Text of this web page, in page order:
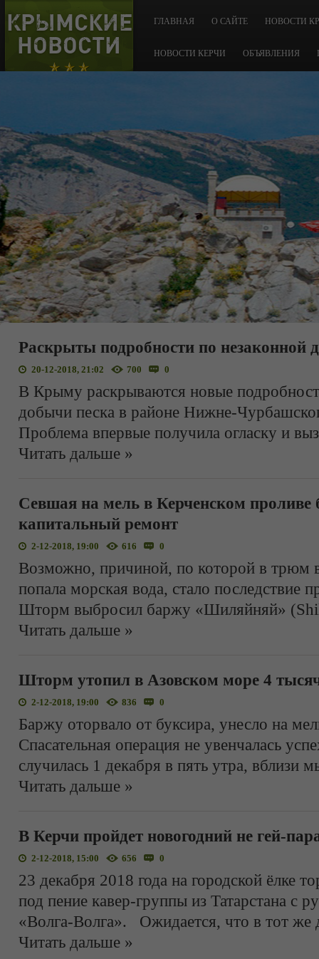
КРЫМСКИЕ
НОВОСТИ
ГЛАВНАЯ О САЙТЕ НОВОСТИ
НОВОСТИ КЕРЧИ ОБЪЯВЛЕНИЯ
Раскрыты подробности по незаконной
20-12-2018, 21:02 700 0
В Крыму раскрываются новые
добычи песка в районе Нижне-
Проблема впервые получила огласку и
Читать дальше »
Севшая на мель в Керченском
капитальный ремонт
2-12-2018, 19:00 616 0
Возможно, причиной, по которой в трюм
попала морская вода, стало последствие
Шторм выбросил баржу «Шиляйняй»
Читать дальше »
Шторм утопил в Азовском море 4
2-12-2018, 19:00 836 0
Баржу оторвало от буксира, унесло на
Спасательная операция не увенчалась
случилась 1 декабря в пять утра, вблизи
Читать дальше »
В Керчи пройдет новогодний не гей-
2-12-2018, 15:00 656 0
23 декабря 2018 года на городской ёлке
под пение кавер-группы из Татарстана с
«Волга-Волга». Ожидается, что в тот же
Читать дальше »